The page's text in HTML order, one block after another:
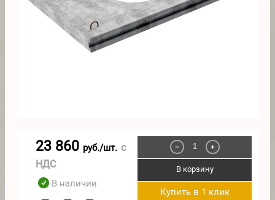
23 860 руб./шт. с
НДС
В наличии
− +
В корзину
Купить в 1 клик